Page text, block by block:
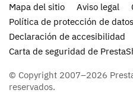
Mapa del sitio Aviso legal
Política de protección de datos
Declaración de accesibilidad
Carta de seguridad de
© Copyright 2007–2026
reservados.